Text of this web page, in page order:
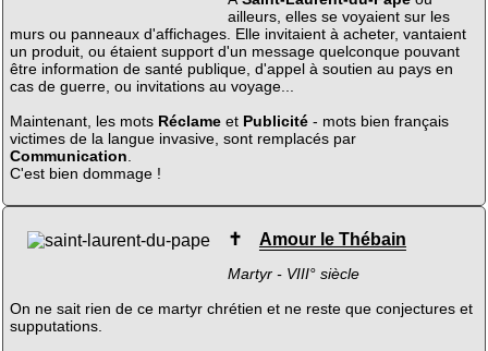
ailleurs, elles se voyaient sur les
murs ou panneaux d'affichages. Elle invitaient à acheter, vantaient
un produit, ou étaient support d'un message quelconque pouvant
être information de santé publique, d'appel à soutien au pays en
cas de guerre, ou invitations au voyage...
Maintenant, les mots Réclameet Publicité- mots bien français
victimes de la langue invasive, sont remplacés par
Communication.
C'est bien dommage !
✝ Amour le Thébain
Martyr - VIII° siècle
On ne sait rien de ce martyr chrétien et ne reste que conjectures et
supputations.